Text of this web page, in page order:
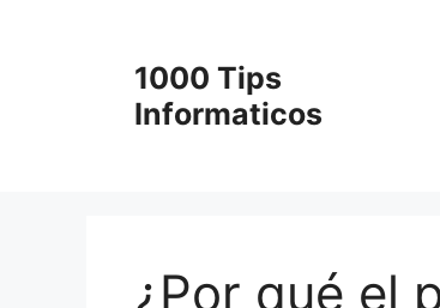
1000 Tips
Informaticos
¿Por qué el